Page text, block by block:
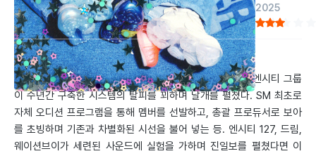
2025
by 정기엽 2025.04.18
새로움은 체계에 반(反)하면서 탄생한다. 엔시티 위시는 엔시티 그룹
이 수년간 구축한 시스템의 탈피를 꾀하며 날개를 펼쳤다. SM 최초로
자체 오디션 프로그램을 통해 멤버를 선발하고, 총괄 프로듀서로 보아
를 초빙하며 기존과 차별화된 시선을 불어 넣는 등. 엔시티 127, 드림,
웨이션브이가 세련된 사운드에 실험을 가하며 진일보를 펼쳤다면 이